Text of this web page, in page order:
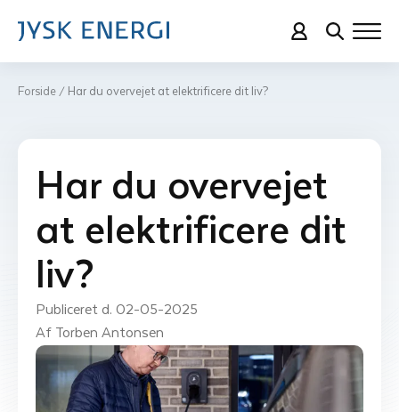
Forside / Har du overvejet at elektrificere dit liv?
Har du overvejet
at elektrificere dit
liv?
Publiceret d. 02-05-2025
Af Torben Antonsen